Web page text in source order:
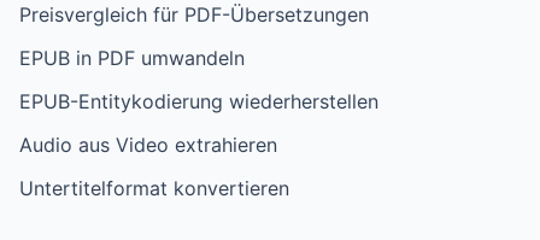
Preisvergleich für PDF-Übersetzungen
EPUB in PDF umwandeln
EPUB-Entitykodierung wiederherstellen
Audio aus Video extrahieren
Untertitelformat konvertieren